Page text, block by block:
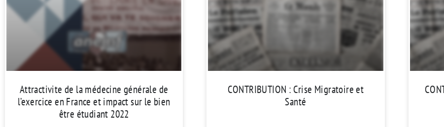
Attractivite de la médecine générale de
l’exercice en France et impact sur le bien
être étudiant 2022
CONTRIBUTION : Crise Migratoire et
Santé